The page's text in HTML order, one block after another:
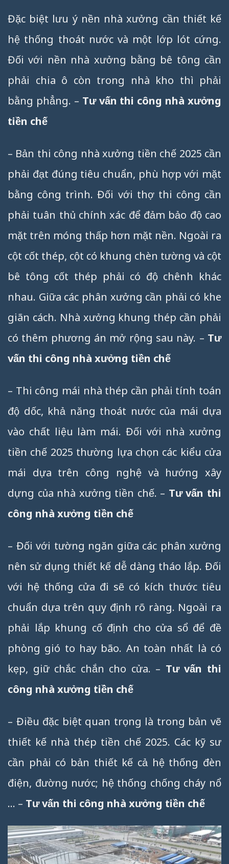
Đặc biệt lưu ý nền nhà xưởng cần thiết kế
hệ thống thoát nước và một lớp lót cứng.
Đối với nền nhà xưởng bằng bê tông cần
phải chia ô còn trong nhà kho thì phải
bằng phẳng. – Tư vấn thi công nhà xưởng
tiền chế
– Bản thi công nhà xưởng tiền chế 2025 cần
phải đạt đúng tiêu chuẩn, phù hợp với mặt
bằng công trình. Đối với thợ thi công cần
phải tuân thủ chính xác để đảm bảo độ cao
mặt trên móng thấp hơn mặt nền. Ngoài ra
cột cốt thép, cột có khung chèn tường và cột
bê tông cốt thép phải có độ chênh khác
nhau. Giữa các phân xưởng cần phải có khe
giãn cách. Nhà xưởng khung thép cần phải
có thêm phương án mở rộng sau này. – Tư
vấn thi công nhà xưởng tiền chế
– Thi công mái nhà thép cần phải tính toán
độ dốc, khả năng thoát nước của mái dựa
vào chất liệu làm mái. Đối với nhà xưởng
tiền chế 2025 thường lựa chọn các kiểu cửa
mái dựa trên công nghệ và hướng xây
dựng của nhà xưởng tiền chế. – Tư vấn thi
công nhà xưởng tiền chế
– Đối với tường ngăn giữa các phân xưởng
nên sử dụng thiết kế dễ dàng tháo lắp. Đối
với hệ thống cửa đi sẽ có kích thước tiêu
chuẩn dựa trên quy định rõ ràng. Ngoài ra
phải lắp khung cố định cho cửa sổ để đề
phòng gió to hay bão. An toàn nhất là có
kẹp, giữ chắc chắn cho cửa. – Tư vấn thi
công nhà xưởng tiền chế
– Điều đặc biệt quan trọng là trong bản vẽ
thiết kế nhà thép tiền chế 2025. Các kỹ sư
cần phải có bản thiết kế cả hệ thống đèn
điện, đường nước; hệ thống chống cháy nổ
… – Tư vấn thi công nhà xưởng tiền chế